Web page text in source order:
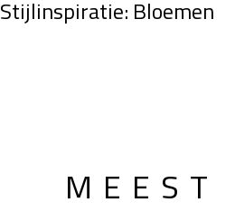
Stijlinspiratie: Bloemen
MEEST